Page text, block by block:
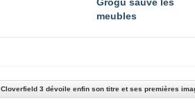
meubles
Cloverfield 3 dévoile enfin son titre et ses premières